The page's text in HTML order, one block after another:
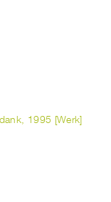
1995 [Werk]